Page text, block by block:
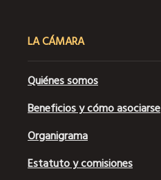
LA CÁMARA
Quiénes somos
Beneficios y cómo asociarse
Organigrama
Estatuto y comisiones